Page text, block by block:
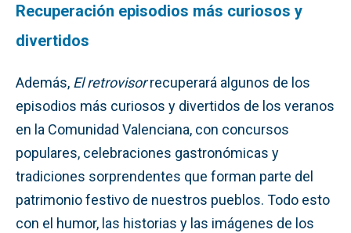
Recuperación episodios más curiosos y
divertidos
Además, El retrovisorrecuperará algunos de los
episodios más curiosos y divertidos de los veranos
en la Comunidad Valenciana, con concursos
populares, celebraciones gastronómicas y
tradiciones sorprendentes que forman parte del
patrimonio festivo de nuestros pueblos. Todo esto
con el humor, las historias y las imágenes de los